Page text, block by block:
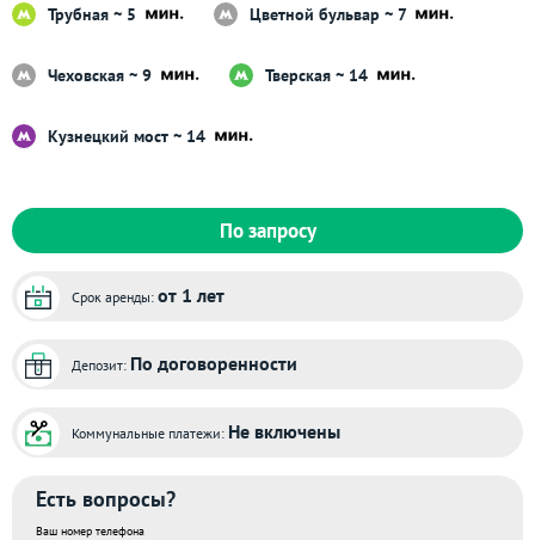
Трубная ~ 5 Цветной бульвар ~ 7
Чеховская ~ 9 Тверская ~ 14
Кузнецкий мост ~ 14
По запросу
Срок аренды: от 1 лет
Депозит: По договоренности
Коммунальные платежи: Не включены
Есть вопросы?
Ваш номер телефона